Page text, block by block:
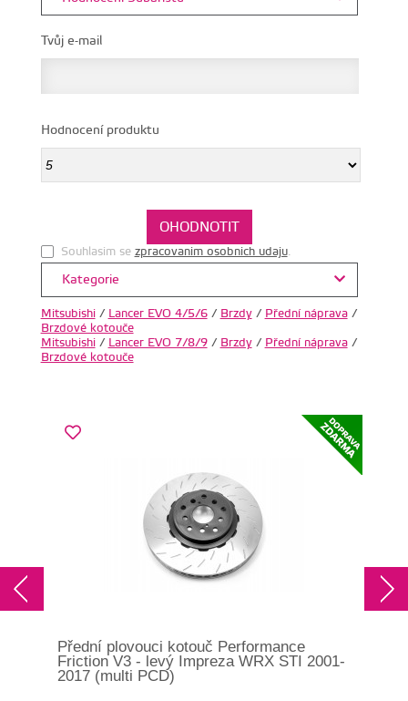
Tvůj e-mail
Hodnocení produktu
Souhlasim se zpracovanim osobnich udaju.
Kategorie
Mitsubishi/ Lancer EVO 4/5/6/ Brzdy/ Přední náprava/
Brzdové kotouče
Mitsubishi/ Lancer EVO 7/8/9/ Brzdy/ Přední náprava/
Brzdové kotouče
Přední plovouci kotouč Performance
Friction V3 - levý Impreza WRX STI 2001-
2017 (multi PCD)